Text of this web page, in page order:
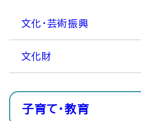
文化・芸術振興
文化財
子育て・教育